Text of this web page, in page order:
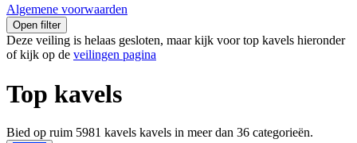
Algemene voorwaarden
Open filter
Deze veiling is helaas gesloten, maar kijk voor top kavels hieronder
of kijk op de veilingen pagina
Top kavels
Bied op ruim 5981 kavels kavels in meer dan 36 categorieën.